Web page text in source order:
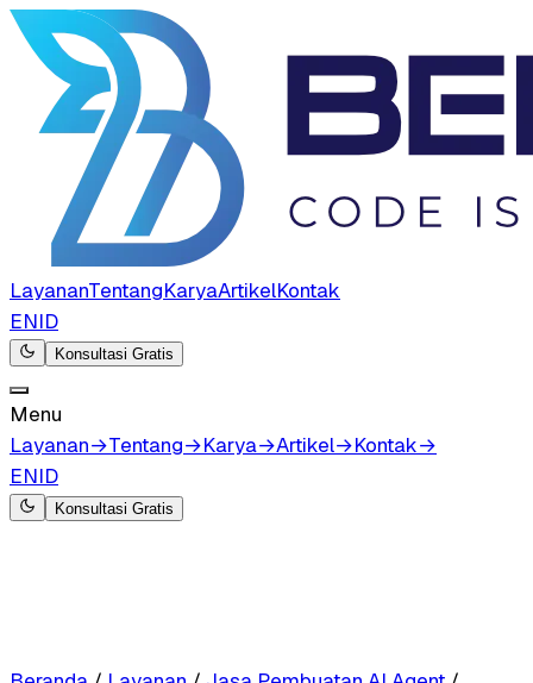
LayananTentangKaryaArtikelKontak
ENID
Konsultasi Gratis
Menu
Layanan→Tentang→Karya→Artikel→Kontak→
ENID
Konsultasi Gratis